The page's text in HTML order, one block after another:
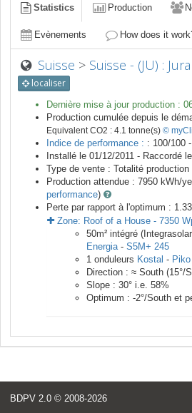
Statistics Production
Evènements How does it
Suisse > Suisse - (JU) : Jura
localiser
Dernière mise à jour production :
Production cumulée depuis le
Equivalent CO2 : 4.1 tonne(s) ©
Indice de performance : : 100/100
Installé le 01/12/2011 - Raccordé le
Type de vente : Totalité production
Production attendue : 7950 kWh/
performance)
Perte par rapport à l'optimum : 1.33
Zone: Roof of a House - 7350
50m² intégré
Energia- S5M+ 245
1 onduleurs Kostal -
Direction : ≈ South (15°/
Slope : 30° i.e. 58%
Optimum : -2°/South et
BDPV 2.0 © 2008-2026